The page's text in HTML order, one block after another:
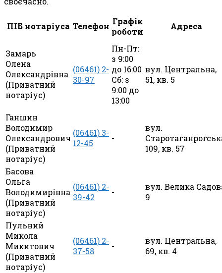
ПІБ нотаріуса Телефон Графік
роботи
Адреса
Замарь
Олена
Олександрівна
(Приватний
нотаріус)
(06461) 2-
30-97
Пн-Пт:
з 9:00
до 16:00
Сб: з
9:00 до
13:00
вул. Центральна,
51, кв. 5
Ганшин
Володимир
Олександрович
(Приватний
нотаріус)
(06461) 3-
12-45
-
вул.
109, кв. 57
Басова
Ольга
Володимирівна
(Приватний
нотаріус)
(06461) 2-
39-42
-
вул. Велика
9
Пульний
Микола
Микитович
(Приватний
нотаріус)
(06461) 2-
37-58
-
вул. Центральна,
69, кв. 4